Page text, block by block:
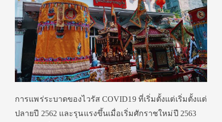
การแพร่ระบาดของไวรัส COVID19 ที่เริ่มตั้งแต่เริ่มตั้งแต่
ปลายปี 2562 และรุนแรงขึ้นเมื่อเริ่มศักราชใหม่ปี 2563